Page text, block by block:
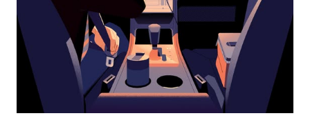
o
calendário.